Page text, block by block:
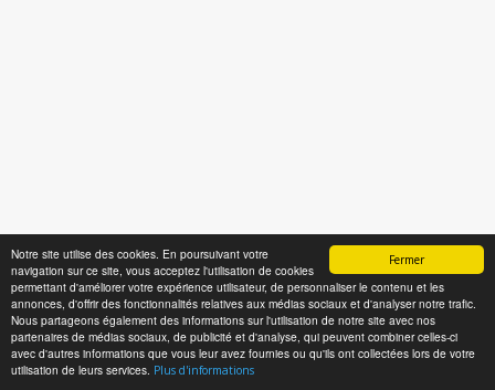
Fermer
Notre site utilise des cookies. En poursuivant votre
navigation sur ce site, vous acceptez l'utilisation de cookies
permettant d'améliorer votre expérience utilisateur, de personnaliser le contenu et les
annonces, d'offrir des fonctionnalités relatives aux médias sociaux et d'analyser notre trafic.
Nous partageons également des informations sur l'utilisation de notre site avec nos
partenaires de médias sociaux, de publicité et d'analyse, qui peuvent combiner celles-ci
avec d'autres informations que vous leur avez fournies ou qu'ils ont collectées lors de votre
utilisation de leurs services. Plus d'informations